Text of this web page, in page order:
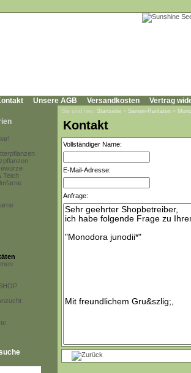
Unsere AGB Versandkosten Vertrag
Teich
Sie sind hier: Startseite » Samen-Raritäten »
Kontakt
Vollständiger Name:
E-Mail-Adresse:
Anfrage: